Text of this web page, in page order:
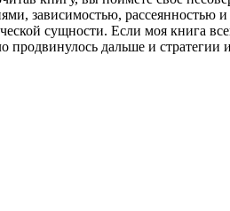
зависимостью, рассеянностью
сущности. Если моя книга
продвинулось дальше и